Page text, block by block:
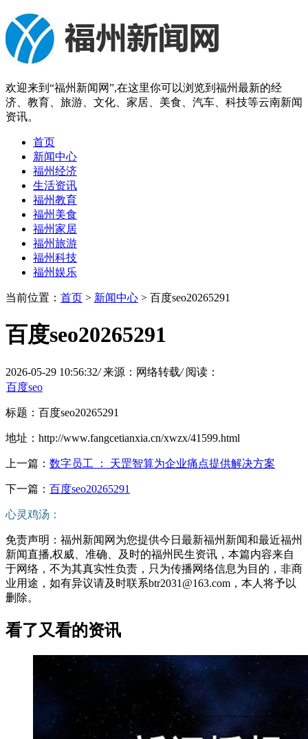
欢迎来到“福州新闻网”,在这里你可以浏览到福州最新的经
济、教育、旅游、文化、家居、美食、汽车、科技等云南新闻
资讯。
首页
新闻中心
福州经济
生活资讯
福州教育
福州美食
福州家居
福州旅游
福州科技
福州娱乐
当前位置： 首页 > 新闻中心 > 百度seo20265291
百度seo20265291
2026-05-29 10:56:32/ 来源：网络转载/ 阅读：
百度seo
标题：百度seo20265291
地址：http://www.fangcetianxia.cn/xwzx/41599.html
上一篇： 数字员工 ： 天罡智算为企业痛点提供解决方案
下一篇： 百度seo20265291
心灵鸡汤：
免责声明：福州新闻网为您提供今日最新福州新闻和最近福州
新闻直播,权威、准确、及时的福州民生资讯，本篇内容来自
于网络，不为其真实性负责，只为传播网络信息为目的，非商
业用途，如有异议请及时联系btr2031@163.com，本人将予以
删除。
看了又看的资讯